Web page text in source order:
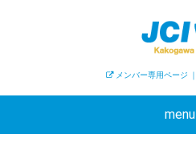
メンバー専用ページ ｜
menu